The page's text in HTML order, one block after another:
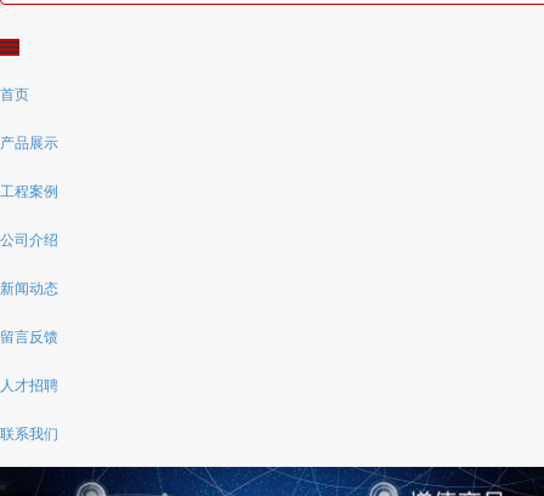
首页
产品展示
工程案例
公司介绍
新闻动态
留言反馈
人才招聘
联系我们